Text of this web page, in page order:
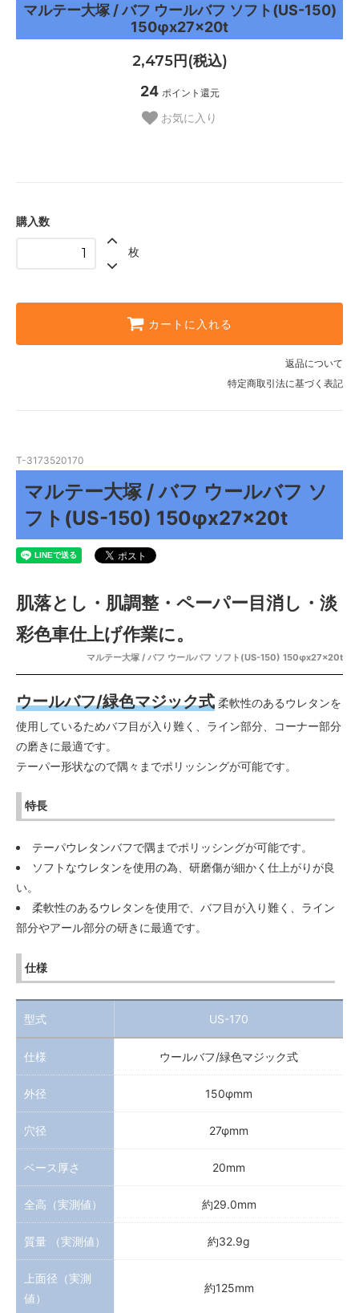
マルテー大塚 / バフ ウールバフ ソフト(US-150)
150φx27x20t
2,475円(税込)
24 ポイント還元
お気に入り
購入数
枚
カートに入れる
返品について
特定商取引法に基づく表記
T-3173520170
マルテー大塚 / バフ ウールバフ ソ
フト(US-150) 150φx27x20t
肌落とし・肌調整・ペーパー目消し・淡
彩色車仕上げ作業に。
マルテー大塚 / バフ ウールバフ ソフト(US-150) 150φx27x20t
ウールバフ/緑色マジック式 柔軟性のあるウレタンを
使用しているためバフ目が入り難く、ライン部分、コーナー部分
の磨きに最適です。
テーパー形状なので隅々までポリッシングが可能です。
特長
テーパウレタンバフで隅までポリッシングが可能です。
ソフトなウレタンを使用の為、研磨傷が細かく仕上がりが良
い。
柔軟性のあるウレタンを使用で、バフ目が入り難く、ライン
部分やアール部分の研きに最適です。
仕様
型式 US-170
仕様 ウールバフ/緑色マジック式
外径 150φmm
穴径 27φmm
ベース厚さ 20mm
全高（実測値） 約29.0mm
質量 （実測値） 約32.9g
上面径（実測
値）
約125mm